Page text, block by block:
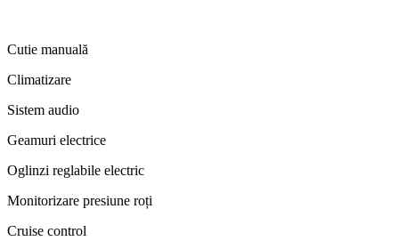
Cutie manuală
Climatizare
Sistem audio
Geamuri electrice
Oglinzi reglabile electric
Monitorizare presiune roți
Cruise control